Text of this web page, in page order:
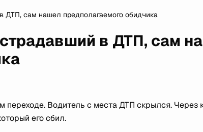
ДТП, сам нашел предполагаемого обидчика
в ДТП, сам
Водитель с места ДТП скрылся. Через
его сбил.